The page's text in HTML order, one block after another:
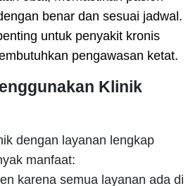
benar dan sesuai jadwal.
untuk penyakit kronis
pengawasan ketat.
Klinik
dengan layanan lengkap
manfaat:
karena semua layanan ada di